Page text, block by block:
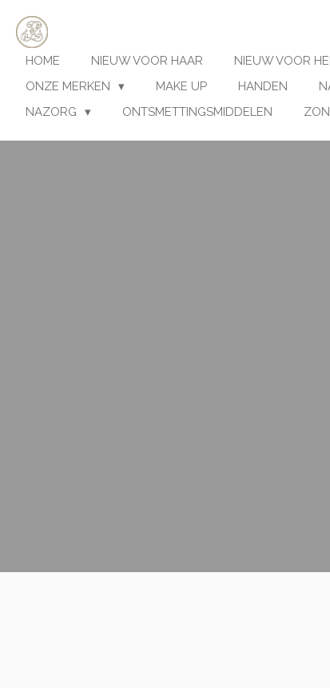
Ga
direct
naar
hoofdinhoud
HOME NIEUW VOOR HAAR NIEUW VOOR
ONZE MERKEN
MAKE UP HANDEN
NAZORG
ONTSMETTINGSMIDDELEN